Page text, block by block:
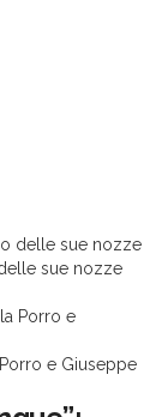
sue nozze
e Giuseppe